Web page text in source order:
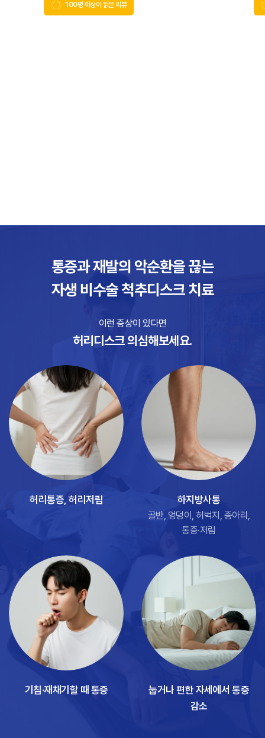
100명 이상이 읽은 리뷰
통증과 재발의 악순환을 끊는
자생 비수술 척추디스크 치료
이런 증상이 있다면
허리디스크 의심해보세요.
허리통증, 허리저림 하지방사통
골반, 엉덩이, 허벅지, 종아리,
통증·저림
기침·재채기할 때 통증
눕거나 편한 자세에서 통증
감소